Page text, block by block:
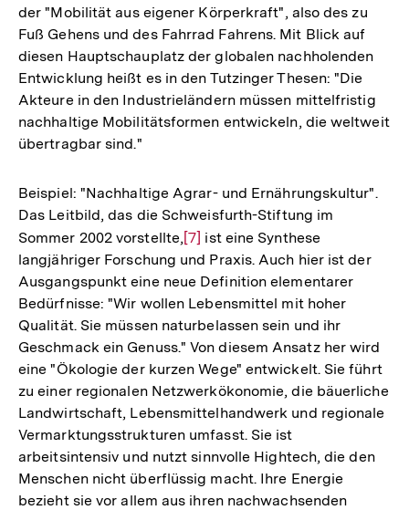
der "Mobilität aus eigener Körperkraft", also des zu
Fuß Gehens und des Fahrrad Fahrens. Mit Blick auf
diesen Hauptschauplatz der globalen nachholenden
Entwicklung heißt es in den Tutzinger Thesen: "Die
Akteure in den Industrieländern müssen mittelfristig
nachhaltige Mobilitätsformen entwickeln, die weltweit
übertragbar sind."
Beispiel: "Nachhaltige Agrar- und Ernährungskultur".
Das Leitbild, das die Schweisfurth-Stiftung im
Sommer 2002 vorstellte,Zur
Auflösung
der
Fußnote
[7] ist eine Synthese
langjähriger Forschung und Praxis. Auch hier ist der
Ausgangspunkt eine neue Definition elementarer
Bedürfnisse: "Wir wollen Lebensmittel mit hoher
Qualität. Sie müssen naturbelassen sein und ihr
Geschmack ein Genuss." Von diesem Ansatz her wird
eine "Ökologie der kurzen Wege" entwickelt. Sie führt
zu einer regionalen Netzwerkökonomie, die bäuerliche
Landwirtschaft, Lebensmittelhandwerk und regionale
Vermarktungsstrukturen umfasst. Sie ist
arbeitsintensiv und nutzt sinnvolle Hightech, die den
Menschen nicht überflüssig macht. Ihre Energie
bezieht sie vor allem aus ihren nachwachsenden